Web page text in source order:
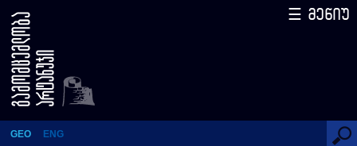
ქართველები უცხოელთა
თვალით (XV-XVII სს.) – 150
ამბავი (სერიის მე-12 წიგნი)
GEO ENG
☰ მენიუ